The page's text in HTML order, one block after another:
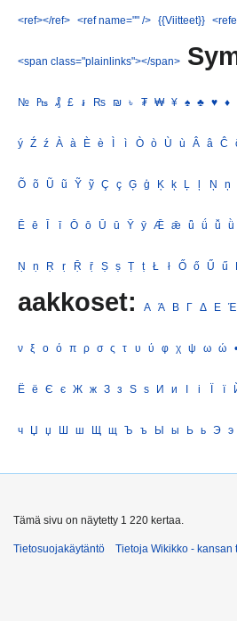
<ref></ref> <ref name="" /> {{Viitteet}}
<span class="plainlinks"></span>
№ ₧ ₰ £ ៛ ₨ ₪ ৳ ₮ ₩ ¥ ♠ ♣ ♥ ♦
ý Ź ź À à È è Ì ì Ò ò Ù ù Â â Ĉ
Õ õ Ũ ũ Ỹ ỹ Ç ç Ģ ģ Ķ ķ Ļ ļ Ņ ņ
Ē ē Ī ī Ō ō Ū ū Ȳ ȳ Ǣ ǣ ǖ ǘ ǚ ǜ
Ṇ ṇ Ṛ ṛ Ṝ ṝ Ṣ ṣ Ṭ ṭ Ł ł Ő ő Ű ű
aakkoset: Α Ά Β Γ Δ Ε Έ
ν ξ ο ό π ρ σ ς τ υ ύ φ χ ψ ω ώ •
Ё ё Є є Ж ж З з Ѕ ѕ И и І і Ї ї
ч Џ џ Ш ш Щ щ Ъ ъ Ы ы Ь ь Э э
Tämä sivu on näytetty 1 220 kertaa.
Tietosuojakäytäntö Tietoja Wikikko - kansan